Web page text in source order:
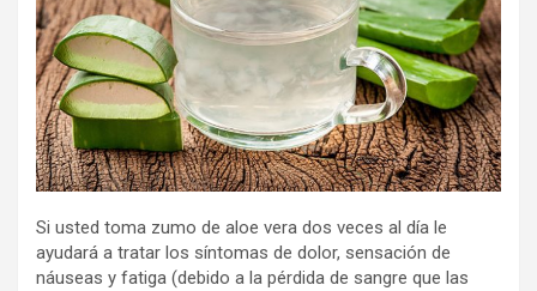
Si usted toma zumo de aloe vera dos veces al día le
ayudará a tratar los síntomas de dolor, sensación de
náuseas y fatiga (debido a la pérdida de sangre que las